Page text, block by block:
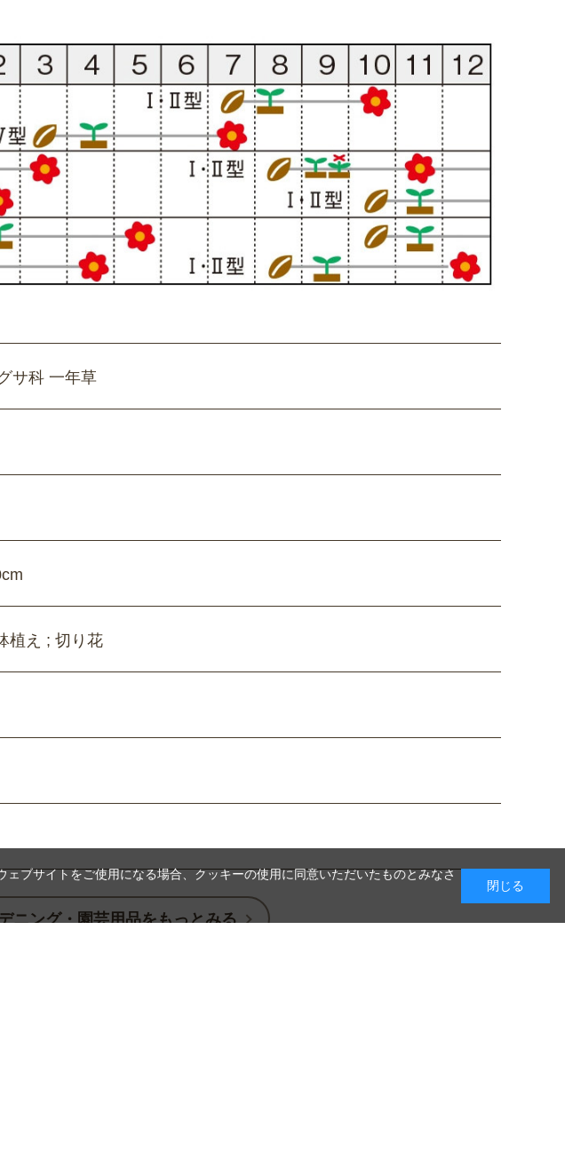
サ科 一年草
植え ; 切り花
ニング・園芸用品をもっとみる
ブサイトをご使用になる場合、クッキーの使用に同意いただいたものとみなさ
閉じる